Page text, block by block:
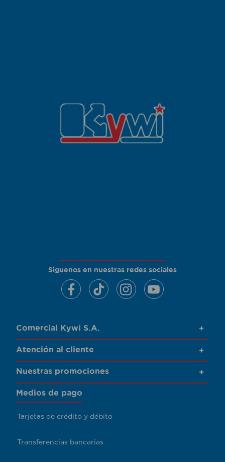
Siguenos en nuestras redes sociales
Comercial Kywi S.A. +
Atención al cliente +
Nuestras promociones +
Medios de pago
Tarjetas de crédito y débito
Transferencias bancarias